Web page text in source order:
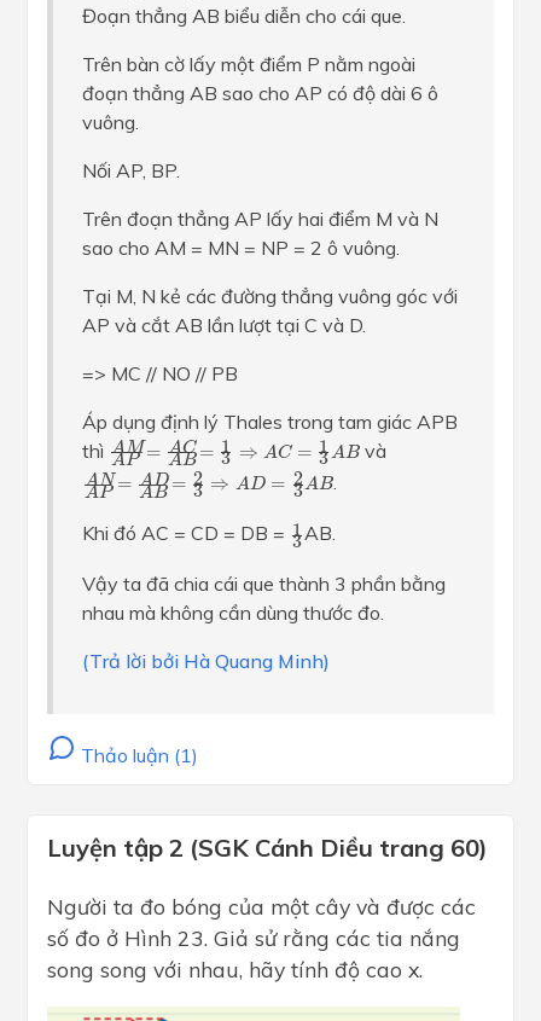
Đoạn thẳng AB biểu diễn cho cái que.
Trên bàn cờ lấy một điểm P nằm ngoài
đoạn thẳng AB sao cho AP có độ dài 6 ô
vuông.
Nối AP, BP.
Trên đoạn thẳng AP lấy hai điểm M và N
sao cho AM = MN = NP = 2 ô vuông.
Tại M, N kẻ các đường thẳng vuông góc với
AP và cắt AB lần lượt tại C và D.
=> MC // NO // PB
Áp dụng định lý Thales trong tam giác APB
thì AM
AP = AC
AB = 1
3 ⇒ AC = 1
3 A B
A MA =AC A B ⇒A =1 3A B
và
A N
AP = A D
AB = 2
3 ⇒ AD = 2
3AB
A NAP = ADAB 2 ⇒A =2 3A
Khi đó AC = CD = DB = 1
3
1 3
AB.
Vậy ta đã chia cái que thành 3 phần bằng
nhau mà không cần dùng thước đo.
(Trả lời bởi Hà Quang Minh)
Thảo luận (1)
Luyện tập 2 (SGK Cánh Diều trang 60)
Người ta đo bóng của một cây và được các
số đo ở Hình 23. Giả sử rằng các tia nắng
song song với nhau, hãy tính độ cao x.